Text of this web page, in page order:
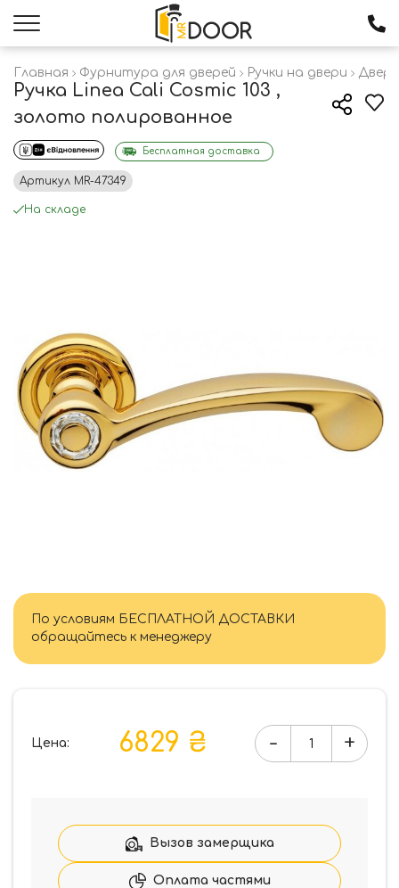
Главная Фурнитура для дверей Ручки на двери
Ручка Linea Cali Cosmic 103 ,
золото полированное
Бесплатная доставка
Артикул MR-47349
На складе
По условиям БЕСПЛАТНОЙ ДОСТАВКИ
обращайтесь к менеджеру
Цена: 6829 ₴
Количество
Cali
Cosmic
103
,
- +
Вызов замерщика
Оплата частями